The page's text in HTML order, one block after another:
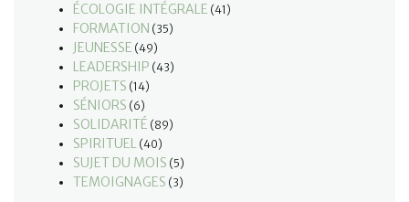
ÉCOLOGIE INTÉGRALE (41)
FORMATION (35)
JEUNESSE (49)
LEADERSHIP (43)
PROJETS (14)
SÉNIORS (6)
SOLIDARITÉ (89)
SPIRITUEL (40)
SUJET DU MOIS (5)
TEMOIGNAGES (3)